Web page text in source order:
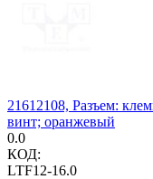
21612108, Разъем:
винт; оранжевый
0.0
КОД:
LTF12-16.0